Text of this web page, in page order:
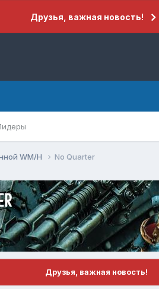
Друзья, важная новость!
WM/H No Quarter
Друзья, важная новость!